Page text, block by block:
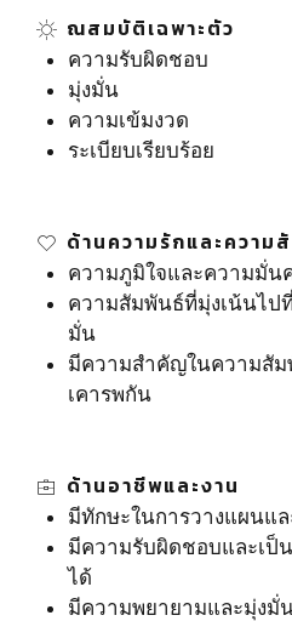
ณสมบัติเฉพาะตัว
ความรับผิดชอบ
มุ่งมั่น
ความเข้มงวด
ระเบียบเรียบร้อย
ด้านความรักและความ
ความภูมิใจและความมั่น
ความสัมพันธ์ที่มุ่งเน้นไป
มั่น
มีความสำคัญในความสัม
เคารพกัน
ด้านอาชีพและงาน
มีทักษะในการวางแผนแ
มีความรับผิดชอบและเป็
ได้
มีความพยายามและมุ่งมั่